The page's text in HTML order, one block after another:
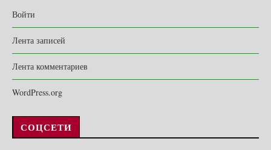
Войти
Лента записей
Лента комментариев
WordPress.org
СОЦСЕТИ